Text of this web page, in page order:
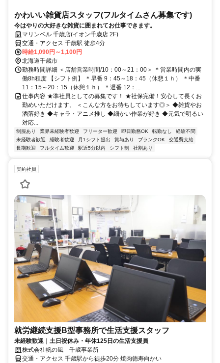
かわいい雑貨店スタッフ(フルタイムさん募集です)
今はやりの大好きな雑貨に囲まれてお仕事できます。
マリンベル 千歳店(イオン千歳店 2F)
交通・アクセス 千歳駅 徒歩4分
時給1,090円～1,100円
北海道千歳市
勤務時間詳細 ＜店舗営業時間/10：00～21：00＞ ＊営業時間内の実
働8h程度 【シフト例】 ＊早番 9：45～18：45（休憩１ｈ） ＊中番
11：15～20：15（休憩１ｈ） ＊遅番 12：...
仕事内容 ★準社員としての募集です！ ★社保完備！安心して長くお
勤めいただけます。 ＜こんな方をお待ちしています◎＞ ◆雑貨やお
洒落好き ◆キャラ・アニメ推し ◆細かい作業が好き ◆元気で明るい
対応...
制服あり 業界未経験者歓迎 フリーター歓迎 即日勤務OK 転勤なし
経験不問
未経験者歓迎
経験者歓迎 月1シフト提出 賞与あり ブランクOK
交通費支給
長期歓迎
フルタイム歓迎 駅近5分以内 シフト制 社割あり
契約社員
就労継続支援B型事務所で生活支援スタッフ
未経験歓迎｜土日祝休み・年休125日の生活支援員
株式会社帆の風 千歳事業所
交通・アクセス 千歳駅から徒歩20分 焼肉徳寿向かい